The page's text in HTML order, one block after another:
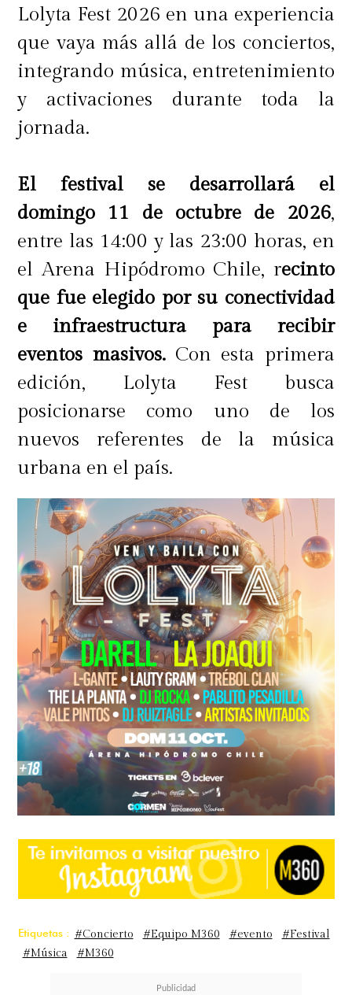
Lolyta Fest 2026 en una experiencia
que vaya más allá de los conciertos,
integrando música, entretenimiento
y activaciones durante toda la
jornada.
El festival se desarrollará el
domingo 11 de octubre de 2026,
entre las 14:00 y las 23:00 horas, en
el Arena Hipódromo Chile, recinto
que fue elegido por su conectividad
e infraestructura para recibir
eventos masivos.Con esta primera
edición, Lolyta Fest busca
posicionarse como uno de los
nuevos referentes de la música
urbana en el país.
Etiquetas : #Concierto #Equipo M360 #evento
#Festival
#Música
#M360